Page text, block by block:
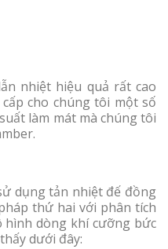
nhiệt hiệu quả rất cao
cho chúng tôi một số
làm mát mà chúng tôi
dụng tản nhiệt đế đồng
thứ hai với phân tích
hình dòng khí cưỡng bức
dưới đây: